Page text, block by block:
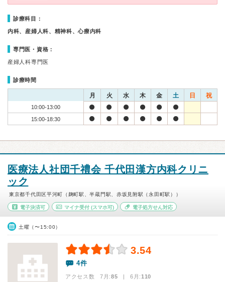
診療科目：
内科、産婦人科、精神科、心療内科
専門医・資格：
産婦人科専門医
診療時間
月 火 水 木 金 土 日 祝
10:00-13:00
15:00-18:30
医療法人社団千禮会 千代田漢方内科クリニ
ック
東京都千代田区平河町（麹町駅、半蔵門駅、赤坂見附駅（永田町駅））
電子決済可 マイナ受付(スマホ可) 電子処方せん対応
土曜（〜15:00）
3.54
4件
アクセス数 7月:85 | 6月:110